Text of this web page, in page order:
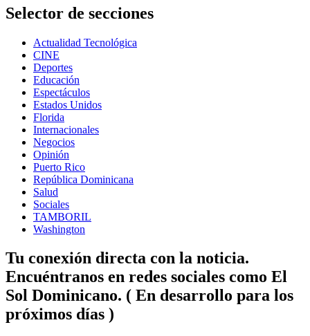
Selector de secciones
Actualidad Tecnológica
CINE
Deportes
Educación
Espectáculos
Estados Unidos
Florida
Internacionales
Negocios
Opinión
Puerto Rico
República Dominicana
Salud
Sociales
TAMBORIL
Washington
Tu conexión directa con la noticia.
Encuéntranos en redes sociales como El
Sol Dominicano. ( En desarrollo para los
próximos días )